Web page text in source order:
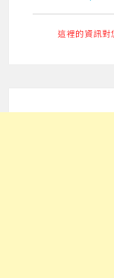
這裡的資訊對